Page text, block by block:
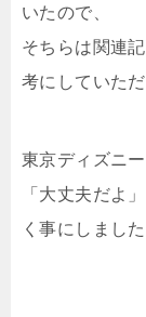
いたので、
そちらは関連
考にしていた
東京ディズニ
「大丈夫だよ
く事にしました